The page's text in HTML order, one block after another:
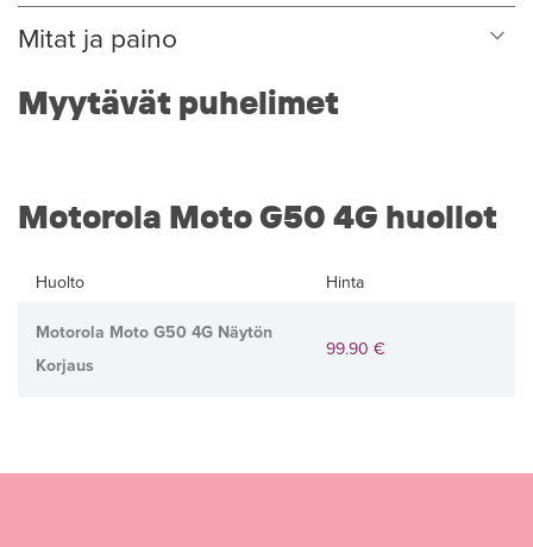
Mitat ja paino
Myytävät puhelimet
Motorola Moto G50 4G huollot
Huolto Hinta
Motorola Moto G50 4G Näytön
Korjaus
99.90 €